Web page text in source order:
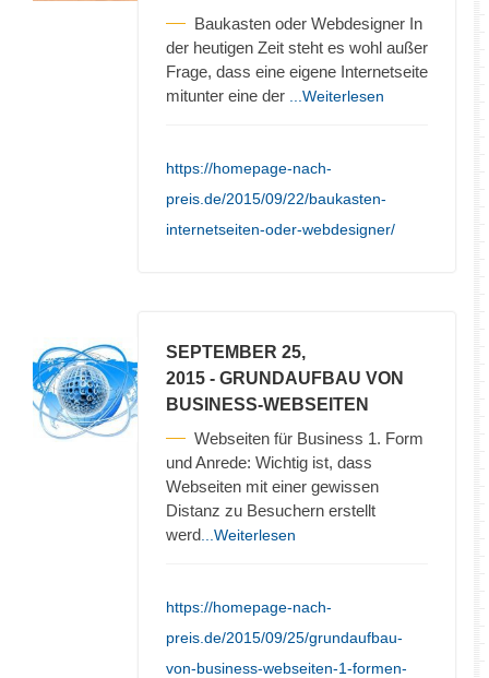
Baukasten oder Webdesigner In
der heutigen Zeit steht es wohl außer
Frage, dass eine eigene Internetseite
mitunter eine der
...Weiterlesen
https://homepage-nach-
preis.de/2015/09/22/baukasten-
internetseiten-oder-webdesigner/
SEPTEMBER 25,
2015 - GRUNDAUFBAU VON
BUSINESS-WEBSEITEN
Webseiten für Business 1. Form
und Anrede: Wichtig ist, dass
Webseiten mit einer gewissen
Distanz zu Besuchern erstellt
werd ...Weiterlesen
https://homepage-nach-
preis.de/2015/09/25/grundaufbau-
von-business-webseiten-1-formen-